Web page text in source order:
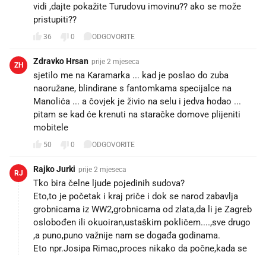
vidi ,dajte pokažite Turudovu imovinu?? ako se može
pristupiti??
36 0 ODGOVORITE
ZH Zdravko Hrsan prije 2 mjeseca
sjetilo me na Karamarka ... kad je poslao do zuba
naoružane, blindirane s fantomkama specijalce na
Manolića ... a čovjek je živio na selu i jedva hodao ...
pitam se kad će krenuti na staračke domove plijeniti
mobitele
50 0 ODGOVORITE
RJ Rajko Jurki prije 2 mjeseca
Tko bira čelne ljude pojedinih sudova?
Eto,to je početak i kraj priče i dok se narod zabavlja
grobnicama iz WW2,grobnicama od zlata,da li je Zagreb
oslobođen ili okuoiran,ustaškim pokličem....,sve drugo
,a puno,puno važnije nam se događa godinama.
Eto npr.Josipa Rimac,proces nikako da počne,kada se